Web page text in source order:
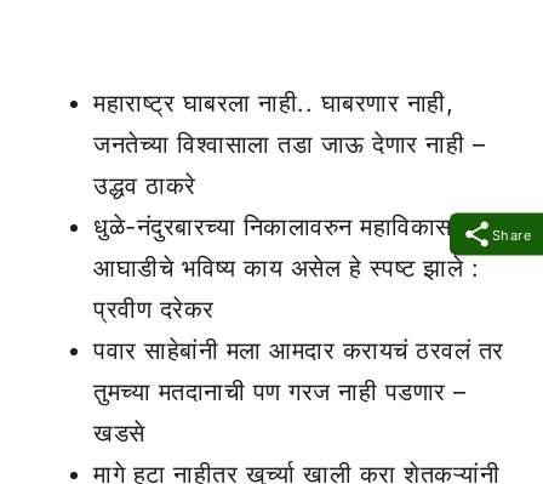
Share
महाराष्ट्र घाबरला नाही.. घाबरणार नाही,
जनतेच्या विश्वासाला तडा जाऊ देणार नाही –
उद्धव ठाकरे
धुळे-नंदुरबारच्या निकालावरुन महाविकास
आघाडीचे भविष्य काय असेल हे स्पष्ट झाले :
प्रवीण दरेकर
पवार साहेबांनी मला आमदार करायचं ठरवलं तर
तुमच्या मतदानाची पण गरज नाही पडणार –
खडसे
मागे हटा नाहीतर खुर्च्या खाली करा शेतकऱ्यांनी